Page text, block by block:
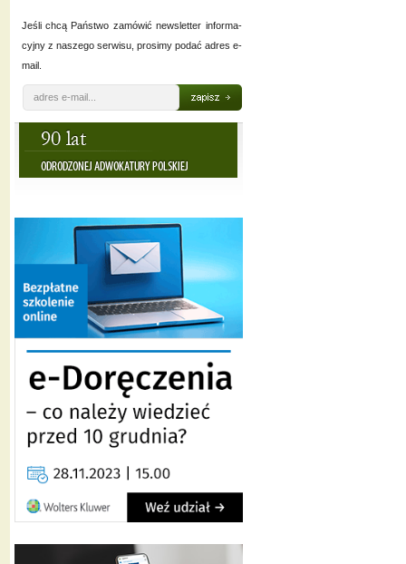
Jeśli chcą Państwo zamówić newsletter informa-
cyjny z naszego serwisu, prosimy podać adres e-
mail.